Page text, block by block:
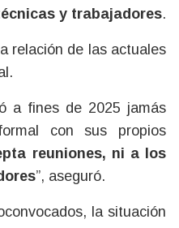
y trabajadores.
relación de las actuales
a fines de 2025 jamás
con sus propios
reuniones, ni a los
”, aseguró.
la situación